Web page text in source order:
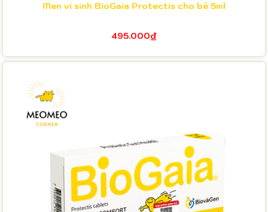
Men vi sinh BioGaia Protectis cho bé 5ml
495.000₫